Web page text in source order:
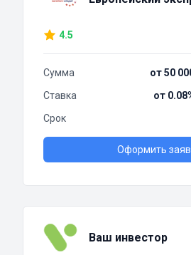
4.5
Сумма
от 50
Ставка
от
Срок
Оформить
Ваш инвестор